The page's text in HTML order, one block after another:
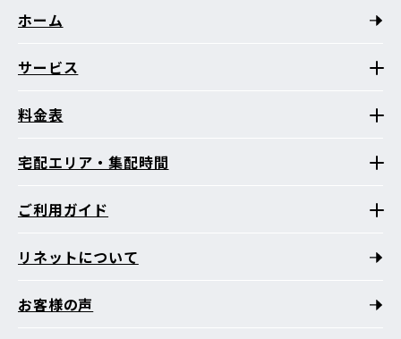
ホーム
サービス
料金表
宅配エリア・集配時間
ご利用ガイド
リネットについて
お客様の声